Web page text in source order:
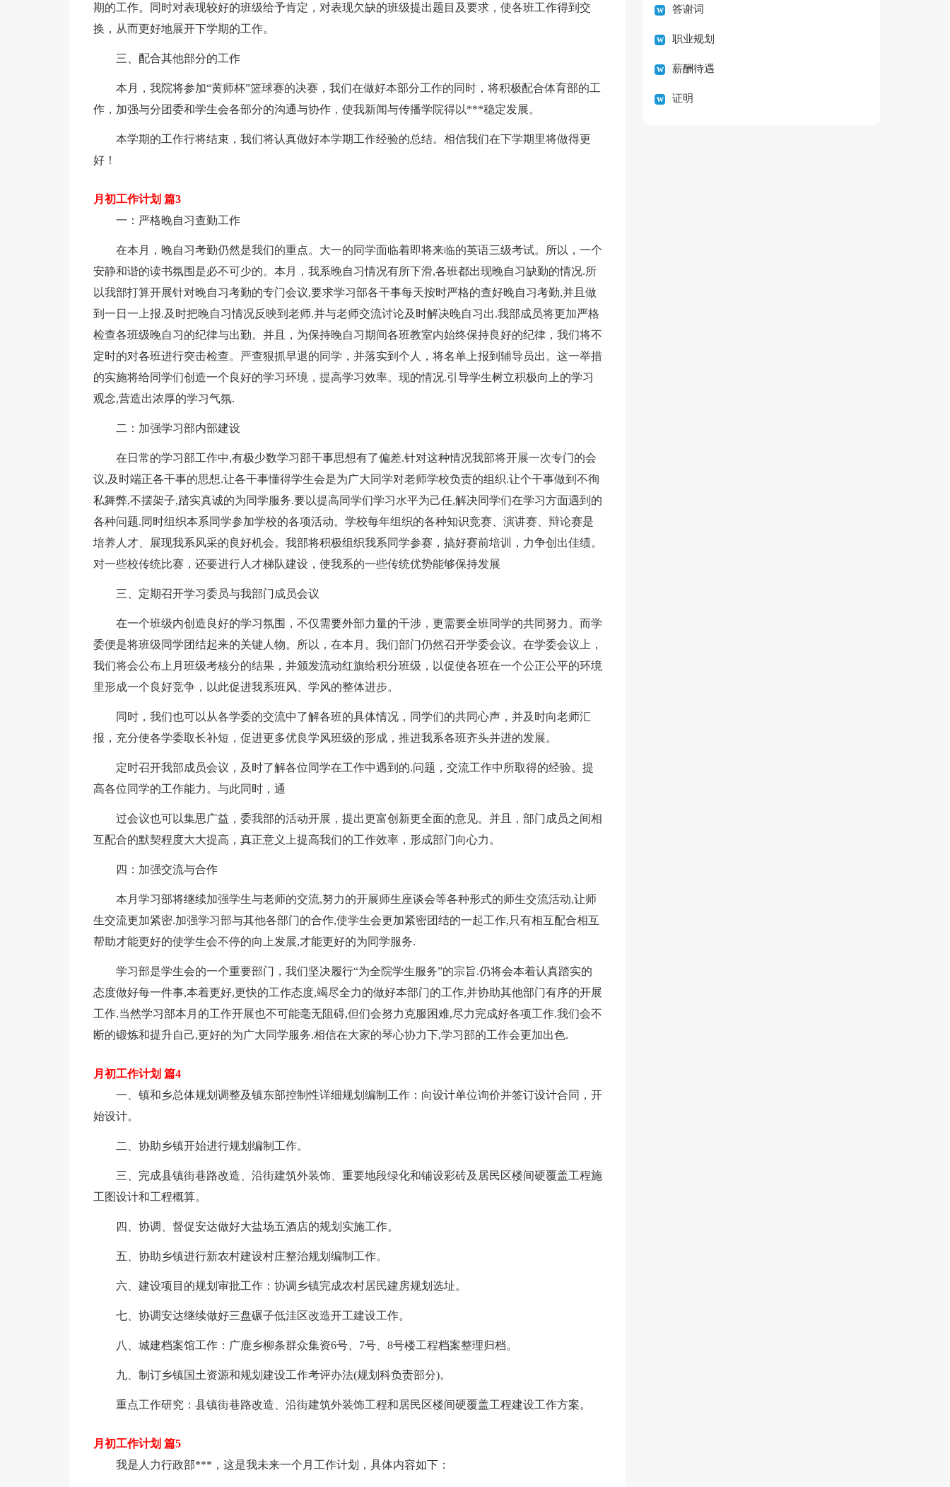
期的工作。同时对表现较好的班级给予肯定，对表现欠缺的班级提出题目及要求，使各班工作得到交
换，从而更好地展开下学期的工作。
三、配合其他部分的工作
本月，我院将参加“黄师杯”篮球赛的决赛，我们在做好本部分工作的同时，将积极配合体育部的工
作，加强与分团委和学生会各部分的沟通与协作，使我新闻与传播学院得以***稳定发展。
本学期的工作行将结束，我们将认真做好本学期工作经验的总结。相信我们在下学期里将做得更
好！
月初工作计划 篇3
一：严格晚自习查勤工作
在本月，晚自习考勤仍然是我们的重点。大一的同学面临着即将来临的英语三级考试。所以，一个
安静和谐的读书氛围是必不可少的。本月，我系晚自习情况有所下滑,各班都出现晚自习缺勤的情况.所
以我部打算开展针对晚自习考勤的专门会议,要求学习部各干事每天按时严格的查好晚自习考勤,并且做
到一日一上报.及时把晚自习情况反映到老师.并与老师交流讨论及时解决晚自习出.我部成员将更加严格
检查各班级晚自习的纪律与出勤。并且，为保持晚自习期间各班教室内始终保持良好的纪律，我们将不
定时的对各班进行突击检查。严查狠抓早退的同学，并落实到个人，将名单上报到辅导员出。这一举措
的实施将给同学们创造一个良好的学习环境，提高学习效率。现的情况.引导学生树立积极向上的学习
观念,营造出浓厚的学习气氛.
二：加强学习部内部建设
在日常的学习部工作中,有极少数学习部干事思想有了偏差.针对这种情况我部将开展一次专门的会
议,及时端正各干事的思想.让各干事懂得学生会是为广大同学对老师学校负责的组织.让个干事做到不徇
私舞弊,不摆架子,踏实真诚的为同学服务.要以提高同学们学习水平为己任,解决同学们在学习方面遇到的
各种问题.同时组织本系同学参加学校的各项活动。学校每年组织的各种知识竞赛、演讲赛、辩论赛是
培养人才、展现我系风采的良好机会。我部将积极组织我系同学参赛，搞好赛前培训，力争创出佳绩。
对一些校传统比赛，还要进行人才梯队建设，使我系的一些传统优势能够保持发展
三、定期召开学习委员与我部门成员会议
在一个班级内创造良好的学习氛围，不仅需要外部力量的干涉，更需要全班同学的共同努力。而学
委便是将班级同学团结起来的关键人物。所以，在本月。我们部门仍然召开学委会议。在学委会议上，
我们将会公布上月班级考核分的结果，并颁发流动红旗给积分班级，以促使各班在一个公正公平的环境
里形成一个良好竞争，以此促进我系班风、学风的整体进步。
同时，我们也可以从各学委的交流中了解各班的具体情况，同学们的共同心声，并及时向老师汇
报，充分使各学委取长补短，促进更多优良学风班级的形成，推进我系各班齐头并进的发展。
定时召开我部成员会议，及时了解各位同学在工作中遇到的.问题，交流工作中所取得的经验。提
高各位同学的工作能力。与此同时，通
过会议也可以集思广益，委我部的活动开展，提出更富创新更全面的意见。并且，部门成员之间相
互配合的默契程度大大提高，真正意义上提高我们的工作效率，形成部门向心力。
四：加强交流与合作
本月学习部将继续加强学生与老师的交流,努力的开展师生座谈会等各种形式的师生交流活动,让师
生交流更加紧密.加强学习部与其他各部门的合作,使学生会更加紧密团结的一起工作,只有相互配合相互
帮助才能更好的使学生会不停的向上发展,才能更好的为同学服务.
学习部是学生会的一个重要部门，我们坚决履行“为全院学生服务”的宗旨.仍将会本着认真踏实的
态度做好每一件事,本着更好,更快的工作态度,竭尽全力的做好本部门的工作,并协助其他部门有序的开展
工作.当然学习部本月的工作开展也不可能毫无阻碍,但们会努力克服困难,尽力完成好各项工作.我们会不
断的锻炼和提升自己,更好的为广大同学服务.相信在大家的琴心协力下,学习部的工作会更加出色.
月初工作计划 篇4
一、镇和乡总体规划调整及镇东部控制性详细规划编制工作：向设计单位询价并签订设计合同，开
始设计。
二、协助乡镇开始进行规划编制工作。
三、完成县镇街巷路改造、沿街建筑外装饰、重要地段绿化和铺设彩砖及居民区楼间硬覆盖工程施
工图设计和工程概算。
四、协调、督促安达做好大盐场五酒店的规划实施工作。
五、协助乡镇进行新农村建设村庄整治规划编制工作。
六、建设项目的规划审批工作：协调乡镇完成农村居民建房规划选址。
七、协调安达继续做好三盘碾子低洼区改造开工建设工作。
八、城建档案馆工作：广鹿乡柳条群众集资6号、7号、8号楼工程档案整理归档。
九、制订乡镇国土资源和规划建设工作考评办法(规划科负责部分)。
重点工作研究：县镇街巷路改造、沿街建筑外装饰工程和居民区楼间硬覆盖工程建设工作方案。
月初工作计划 篇5
我是人力行政部***，这是我未来一个月工作计划，具体内容如下：
答谢词
职业规划
薪酬待遇
证明